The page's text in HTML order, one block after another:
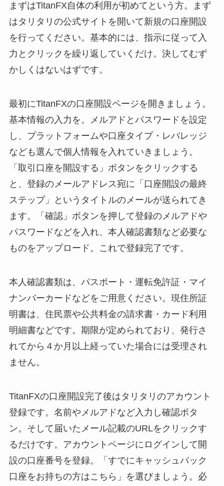
まずはTitanFX自体の利用が初めてという方。まず
はタリタリの公式サイトを開いて新規の口座開設
を行ってください。基本的には、指示に従って入
力とクリックを繰り返していくだけ。決してむず
かしくはないはずです。
最初にTitanFXの口座開設ページを開きましょう。
基本情報の入力を。メルアドとパスワードを設定
し、プラットフォームや口座タイプ・レバレッジ
なども選んで個人情報を入れていきましょう。
「取引口座を開設する」ボタンをクリックする
と、登録のメールアドレス宛に「口座開設の最終
ステップ」というタイトルのメールが送られてき
ます。「確認」ボタンを押して登録のメルアドや
パスワードなどを入れ、本人確認書類など必要な
ものをアップロード。これで登録完了です。
本人確認書類は、パスポート・運転免許証・マイ
ナンバーカードなどをご用意ください。現住所証
明書は、住民票や公共料金の請求書・カード利用
明細書などです。期限が定められており、発行さ
れてから４か月以上経っていた場合には受理され
ません。
TitanFXの口座開設完了後はタリタリのアカウント
登録です。名前やメルアドなど入力し確認ボタ
ン。そして届いたメール記載のURLをクリックす
るだけです。アカウントページにログインして開
設の口座番号を登録。「すでにキャッシュバック
口座をお持ちの方はこちら」を選びましょう。必